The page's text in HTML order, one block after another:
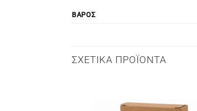
ΒΆΡΟΣ
ΣΧΕΤΙΚΆ ΠΡΟΪΌΝΤΑ